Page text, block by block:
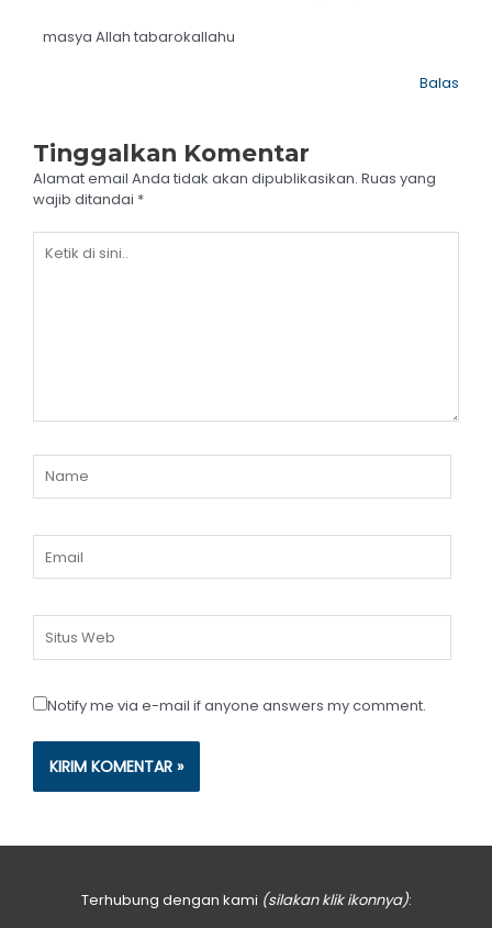
masya Allah tabarokallahu
Balas
Tinggalkan Komentar
Alamat email Anda tidak akan dipublikasikan. Ruas yang
wajib ditandai *
Web
Notify me via e-mail if anyone answers my comment.
Terhubung dengan kami (silakan klik ikonnya):